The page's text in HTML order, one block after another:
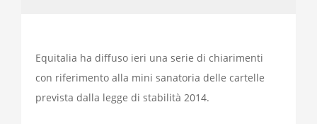
Equitalia ha diffuso ieri una serie di chiarimenti
con riferimento alla mini sanatoria delle cartelle
prevista dalla legge di stabilità 2014.